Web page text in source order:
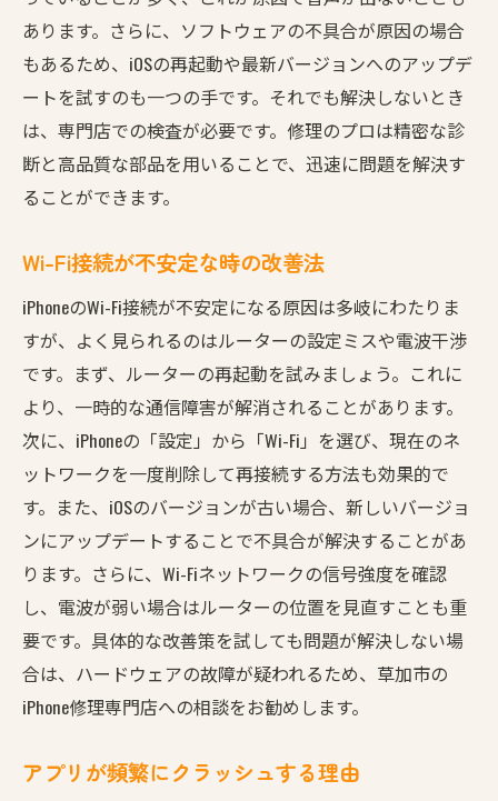
あります。さらに、ソフトウェアの不具合が原因の場合
もあるため、iOSの再起動や最新バージョンへのアップデ
ートを試すのも一つの手です。それでも解決しないとき
は、専門店での検査が必要です。修理のプロは精密な診
断と高品質な部品を用いることで、迅速に問題を解決す
ることができます。
Wi-Fi接続が不安定な時の改善法
iPhoneのWi-Fi接続が不安定になる原因は多岐にわたりま
すが、よく見られるのはルーターの設定ミスや電波干渉
です。まず、ルーターの再起動を試みましょう。これに
より、一時的な通信障害が解消されることがあります。
次に、iPhoneの「設定」から「Wi-Fi」を選び、現在のネ
ットワークを一度削除して再接続する方法も効果的で
す。また、iOSのバージョンが古い場合、新しいバージョ
ンにアップデートすることで不具合が解決することがあ
ります。さらに、Wi-Fiネットワークの信号強度を確認
し、電波が弱い場合はルーターの位置を見直すことも重
要です。具体的な改善策を試しても問題が解決しない場
合は、ハードウェアの故障が疑われるため、草加市の
iPhone修理専門店への相談をお勧めします。
アプリが頻繁にクラッシュする理由